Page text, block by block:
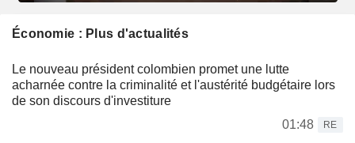
Économie : Plus d'actualités
Le nouveau président colombien promet une lutte
acharnée contre la criminalité et l'austérité budgétaire lors
de son discours d'investiture
01:48
RE